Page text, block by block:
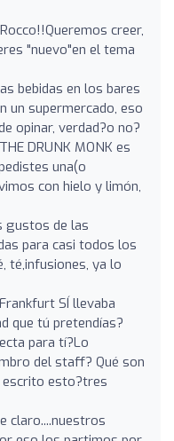
creer,
"nuevo"en el tema
bebidas en los bares
un supermercado, eso
opinar, verdad?o no?
DRUNK MONK es
una(o
con hielo y limón,
gustos de las
para casi todos los
té,infusiones, ya lo
SÍ llevaba
que tú pretendías?
para tí?Lo
del staff? Qué son
esto?tres
claro....nuestros